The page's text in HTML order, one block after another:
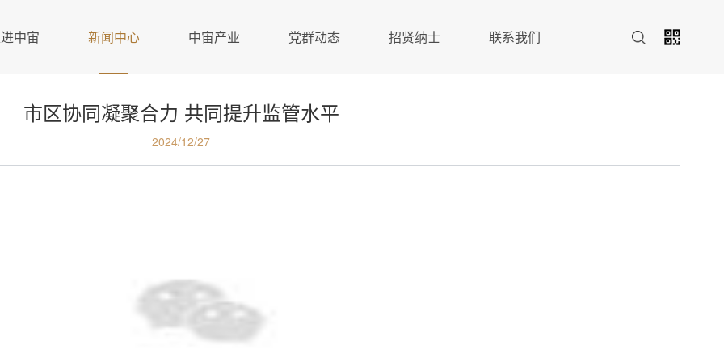
中宙 新闻中心 中宙产业 党群动态 招贤纳士 联系我们
市区协同凝聚合力 共同提升监管水平
2024/12/27